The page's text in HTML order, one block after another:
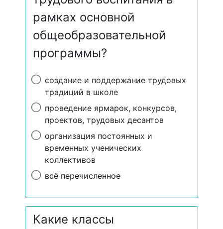
рамках основной
общеобразовательной
программы?
создание и поддержание трудовых
традиций в школе
проведение ярмарок, конкурсов,
проектов, трудовых десантов
организация постоянных и
временных ученических
коллективов
всё перечисленное
Какие классы